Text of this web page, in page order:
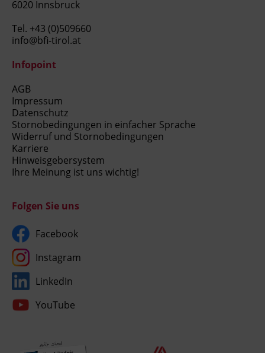
6020 Innsbruck
Tel. +43 (0)509660
info@bfi-tirol.at
Infopoint
AGB
Impressum
Datenschutz
Stornobedingungen in einfacher Sprache
Widerruf und Stornobedingungen
Karriere
Hinweisgebersystem
Ihre Meinung ist uns wichtig!
Folgen Sie uns
Facebook
Instagram
LinkedIn
YouTube